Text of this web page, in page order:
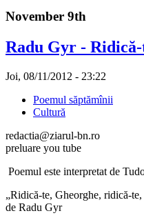
November 9th
Radu Gyr -
Joi, 08/11/2012 - 23:22
Poemul săptămînii
Cultură
redactia@ziarul-bn.ro
preluare you tube
Poemul este interpretat de
„Ridică-te, Gheorghe, ridică-
de Radu Gyr